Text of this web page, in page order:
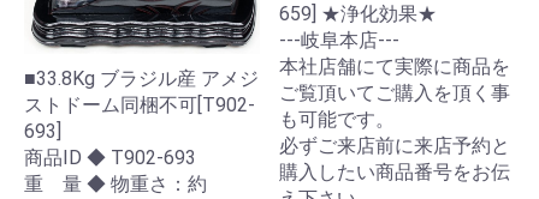
■33.8Kg ブラジル産 アメジ
ストドーム同梱不可[T902-
693]
商品ID ◆ T902-693
重 量 ◆ 物重さ：約
659] ★浄化効果★
---岐阜本店---
本社店舗にて実際に商品を
ご覧頂いてご購入を頂く事
も可能です。
必ずご来店前に来店予約と
購入したい商品番号をお伝